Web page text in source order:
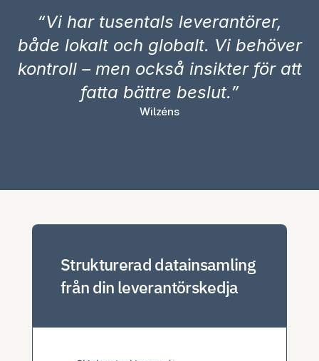
“Vi har tusentals leverantörer,
både lokalt och globalt. Vi behöver
kontroll – men också insikter för att
fatta bättre beslut.”
Wilzéns
Strukturerad datainsamling
från din leverantörskedja